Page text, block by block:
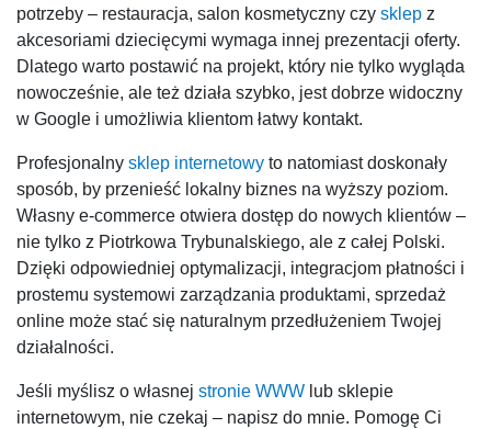
potrzeby – restauracja, salon kosmetyczny czy sklep z
akcesoriami dziecięcymi wymaga innej prezentacji oferty.
Dlatego warto postawić na projekt, który nie tylko wygląda
nowocześnie, ale też działa szybko, jest dobrze widoczny
w Google i umożliwia klientom łatwy kontakt.
Profesjonalny sklep internetowy to natomiast doskonały
sposób, by przenieść lokalny biznes na wyższy poziom.
Własny e-commerce otwiera dostęp do nowych klientów –
nie tylko z Piotrkowa Trybunalskiego, ale z całej Polski.
Dzięki odpowiedniej optymalizacji, integracjom płatności i
prostemu systemowi zarządzania produktami, sprzedaż
online może stać się naturalnym przedłużeniem Twojej
działalności.
Jeśli myślisz o własnej stronie WWW lub sklepie
internetowym, nie czekaj – napisz do mnie. Pomogę Ci